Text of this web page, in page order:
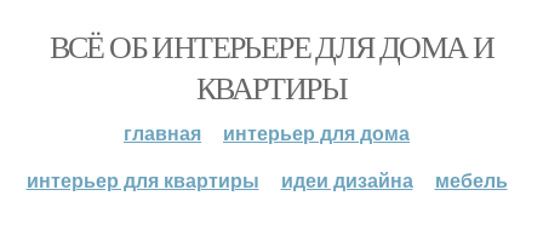
ВСЁ ОБ ИНТЕРЬЕРЕ ДЛЯ ДОМА И
КВАРТИРЫ
главная
интерьер для дома
интерьер для квартиры
идеи дизайна мебель